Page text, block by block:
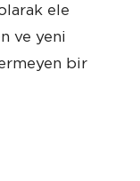
ele
ve yeni
bir